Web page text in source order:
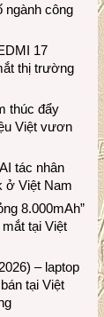
ngành công
17
thị trường
thúc đẩy
Việt vươn
tác nhân
ở Việt Nam
8.000mAh”
tại Việt
– laptop
tại Việt